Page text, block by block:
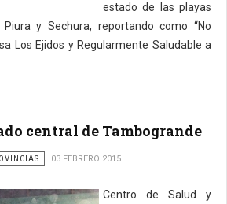
estado de las playas
y Sechura, reportando como “No
Los Ejidos y Regularmente Saludable a
central de Tambogrande
03 FEBRERO 2015
Centro de Salud y